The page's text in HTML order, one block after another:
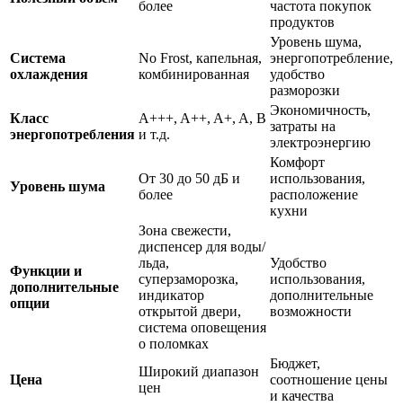
более
частота покупок
продуктов
Система
охлаждения
No Frost, капельная,
комбинированная
Уровень шума,
энергопотребление,
удобство
разморозки
Класс
энергопотребления
A+++, A++, A+, A, B
и т.д.
Экономичность,
затраты на
электроэнергию
Уровень шума
От 30 до 50 дБ и
более
Комфорт
использования,
расположение
кухни
Функции и
дополнительные
опции
Зона свежести,
диспенсер для воды/
льда,
суперзаморозка,
индикатор
открытой двери,
система оповещения
о поломках
Удобство
использования,
дополнительные
возможности
Цена
Широкий диапазон
цен
Бюджет,
соотношение цены
и качества